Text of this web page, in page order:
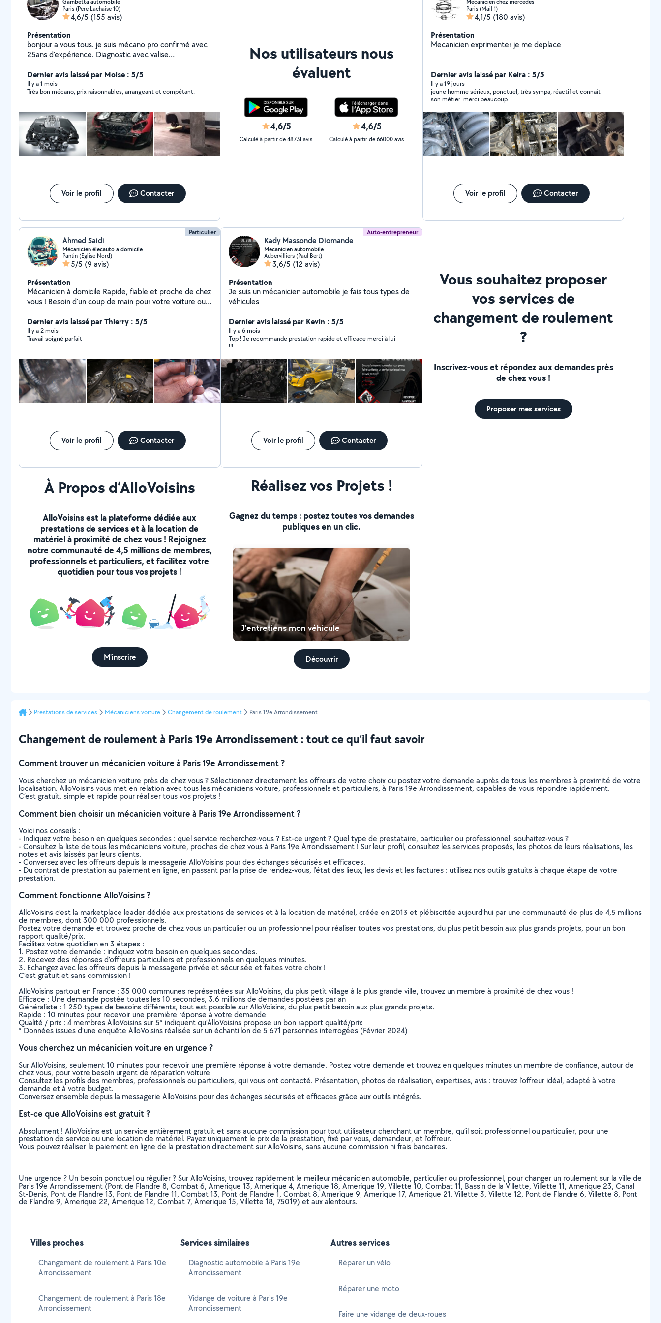
Gambetta automobile
Paris (Pere Lachaise 10)
4,6/5 (155 avis)
Présentation
bonjour a vous tous. je suis mécano pro confirmé avec
25ans d'expérience. Diagnostic avec valise
de voiture.TIKTOK ( lemecanoducoin )
Dernier avis laissé par Moise : 5/5
Il y a 1 mois
Très bon mécano, prix raisonnables, arrangeant et compétant.
Voir le profil Contacter
Nos utilisateurs nous
évaluent
4,6/5
Calculé à partir de 48731 avis
4,6/5
Calculé à partir de 66000 avis
Mecanicien chez mercedes
Paris (Mail 1)
4,1/5 (180 avis)
Présentation
Mecanicien exprimenter je me deplace
Dernier avis laissé par Keira : 5/5
Il y a 19 jours
jeune homme sérieux, ponctuel, très sympa, réactif et connaît
son métier. merci beaucoup...
Voir le profil Contacter
Particulier
Ahmed Saidi
Mécanicien élecauto a domicile
Pantin (Eglise Nord)
5/5 (9 avis)
Présentation
Mécanicien à domicile Rapide, fiable et proche de chez
vous ! Besoin d'un coup de main pour votre voiture ou
sérieux, réactif et équipé pour intervenir directement
chez vous. Que ce soit pour une panne, un diagnostic
ou des réparations plus complexes, je m'adapte à vos
Devis gratuit Intervention rapide
Dernier avis laissé par Thierry : 5/5
Il y a 2 mois
Travail soigné parfait
Voir le profil Contacter
Auto-entrepreneur
Kady Massonde Diomande
Mecanicien automobile
Aubervilliers (Paul Bert)
3,6/5 (12 avis)
Présentation
Je suis un mécanicien automobile je fais tous types de
véhicules
Dernier avis laissé par Kevin : 5/5
Il y a 6 mois
Top ! Je recommande prestation rapide et efficace merci à lui
!!!
Voir le profil Contacter
Vous souhaitez proposer
vos services de
changement de roulement
?
Inscrivez-vous et répondez aux demandes près
de chez vous !
Proposer mes services
À Propos d’AlloVoisins
AlloVoisins est la plateforme dédiée aux
prestations de services et à la location de
matériel à proximité de chez vous ! Rejoignez
notre communauté de 4,5 millions de membres,
professionnels et particuliers, et facilitez votre
quotidien pour tous vos projets !
M'inscrire
Réalisez vos Projets !
Gagnez du temps : postez toutes vos demandes
publiques en un clic.
J'entretiens mon véhicule
Découvrir
Prestations de services Mécaniciens voiture Changement de roulement Paris 19e Arrondissement
Changement de roulement à Paris 19e Arrondissement : tout ce qu’il faut savoir
Comment trouver un mécanicien voiture à Paris 19e Arrondissement ?
Vous cherchez un mécanicien voiture près de chez vous ? Sélectionnez directement les offreurs de votre choix ou postez votre demande auprès de tous les membres à proximité de votre
localisation. AlloVoisins vous met en relation avec tous les mécaniciens voiture, professionnels et particuliers, à Paris 19e Arrondissement, capables de vous répondre rapidement.
C’est gratuit, simple et rapide pour réaliser tous vos projets !
Comment bien choisir un mécanicien voiture à Paris 19e Arrondissement ?
Voici nos conseils :
- Indiquez votre besoin en quelques secondes : quel service recherchez-vous ? Est-ce urgent ? Quel type de prestataire, particulier ou professionnel, souhaitez-vous ?
- Consultez la liste de tous les mécaniciens voiture, proches de chez vous à Paris 19e Arrondissement ! Sur leur profil, consultez les services proposés, les photos de leurs réalisations, les
notes et avis laissés par leurs clients.
- Conversez avec les offreurs depuis la messagerie AlloVoisins pour des échanges sécurisés et efficaces.
- Du contrat de prestation au paiement en ligne, en passant par la prise de rendez-vous, l’état des lieux, les devis et les factures : utilisez nos outils gratuits à chaque étape de votre
prestation.
Comment fonctionne AlloVoisins ?
AlloVoisins c’est la marketplace leader dédiée aux prestations de services et à la location de matériel, créée en 2013 et plébiscitée aujourd’hui par une communauté de plus de 4,5 millions
de membres, dont 300 000 professionnels.
Postez votre demande et trouvez proche de chez vous un particulier ou un professionnel pour réaliser toutes vos prestations, du plus petit besoin aux plus grands projets, pour un bon
rapport qualité/prix.
Facilitez votre quotidien en 3 étapes :
1. Postez votre demande : indiquez votre besoin en quelques secondes.
2. Recevez des réponses d’offreurs particuliers et professionnels en quelques minutes.
3. Echangez avec les offreurs depuis la messagerie privée et sécurisée et faites votre choix !
C’est gratuit et sans commission !
AlloVoisins partout en France : 35 000 communes représentées sur AlloVoisins, du plus petit village à la plus grande ville, trouvez un membre à proximité de chez vous !
Efficace : Une demande postée toutes les 10 secondes, 3.6 millions de demandes postées par an
Généraliste : 1 250 types de besoins différents, tout est possible sur AlloVoisins, du plus petit besoin aux plus grands projets.
Rapide : 10 minutes pour recevoir une première réponse à votre demande
Qualité / prix : 4 membres AlloVoisins sur 5* indiquent qu’AlloVoisins propose un bon rapport qualité/prix
* Données issues d’une enquête AlloVoisins réalisée sur un échantillon de 5 671 personnes interrogées (Février 2024)
Vous cherchez un mécanicien voiture en urgence ?
Sur AlloVoisins, seulement 10 minutes pour recevoir une première réponse à votre demande. Postez votre demande et trouvez en quelques minutes un membre de confiance, autour de
chez vous, pour votre besoin urgent de réparation voiture
Consultez les profils des membres, professionnels ou particuliers, qui vous ont contacté. Présentation, photos de réalisation, expertises, avis : trouvez l'offreur idéal, adapté à votre
demande et à votre budget.
Conversez ensemble depuis la messagerie AlloVoisins pour des échanges sécurisés et efficaces grâce aux outils intégrés.
Est-ce que AlloVoisins est gratuit ?
Absolument ! AlloVoisins est un service entièrement gratuit et sans aucune commission pour tout utilisateur cherchant un membre, qu’il soit professionnel ou particulier, pour une
prestation de service ou une location de matériel. Payez uniquement le prix de la prestation, fixé par vous, demandeur, et l’offreur.
Vous pouvez réaliser le paiement en ligne de la prestation directement sur AlloVoisins, sans aucune commission ni frais bancaires.
Une urgence ? Un besoin ponctuel ou régulier ? Sur AlloVoisins, trouvez rapidement le meilleur mécanicien automobile, particulier ou professionnel, pour changer un roulement sur la ville de
Paris 19e Arrondissement (Pont de Flandre 8, Combat 6, Amerique 13, Amerique 4, Amerique 18, Amerique 19, Villette 10, Combat 11, Bassin de la Villette, Villette 11, Amerique 23, Canal
St-Denis, Pont de Flandre 13, Pont de Flandre 11, Combat 13, Pont de Flandre 1, Combat 8, Amerique 9, Amerique 17, Amerique 21, Villette 3, Villette 12, Pont de Flandre 6, Villette 8, Pont
de Flandre 9, Amerique 22, Amerique 12, Combat 7, Amerique 15, Villette 18, 75019) et aux alentours.
Villes proches
Changement de roulement à Paris 10e
Arrondissement
Changement de roulement à Paris 18e
Arrondissement
Services similaires
Diagnostic automobile à Paris 19e
Arrondissement
Vidange de voiture à Paris 19e
Arrondissement
Autres services
Réparer un vélo
Réparer une moto
Faire une vidange de deux-roues